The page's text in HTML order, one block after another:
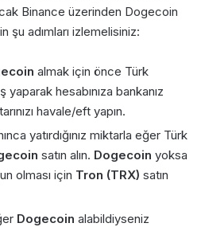
Binance üzerinden Dogecoin
şu adımları izlemelisiniz:
almak için önce Türk
hesabınıza bankanız
havale/eft yapın.
yatırdığınız miktarla eğer Türk
satın alın. Dogecoin yoksa
olması için Tron (TRX) satın
Dogecoin alabildiyseniz